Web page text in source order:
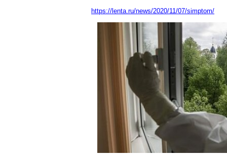
https://lenta.ru/news/2020/11/07/simptom/